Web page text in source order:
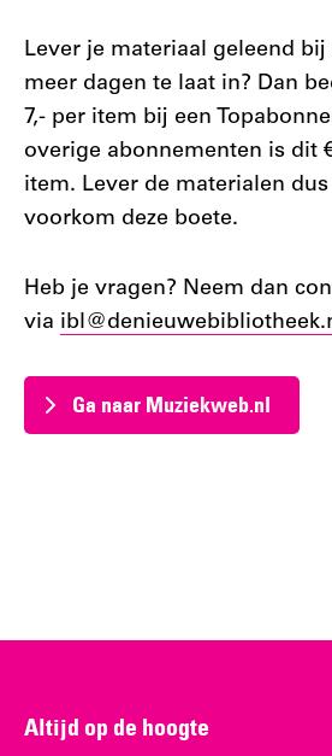
Lever je materiaal geleend
meer dagen te laat in? Dan
7,- per item bij een
overige abonnementen is dit
item. Lever de materialen
voorkom deze boete.
Heb je vragen? Neem dan
via ibl@
Ga naar Muziekweb.nl
Altijd op de hoogte